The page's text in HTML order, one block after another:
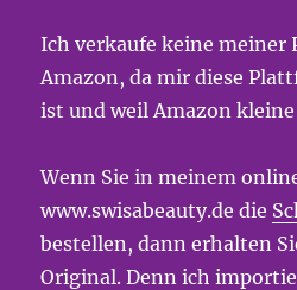
Ich verkaufe keine meiner
Amazon, da mir diese
ist und weil Amazon
Wenn Sie in meinem
www.swisabeauty.de die
bestellen, dann erhalten
Original. Denn ich